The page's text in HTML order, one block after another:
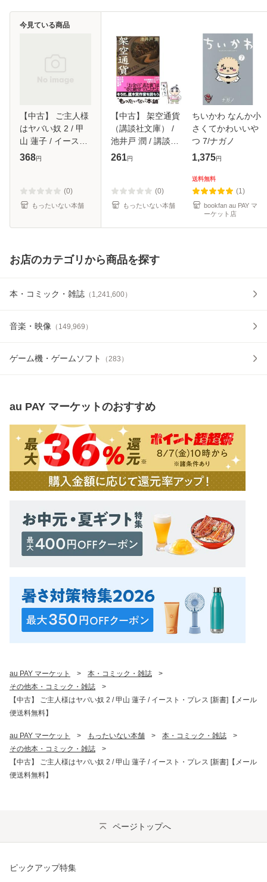
【中古】 ご主人様
はヤバい奴 2 / 甲
山 蓮子 / イース
ト・プレス [新書]
368円
(0)
もったいない本舗
今見ている商品
【中古】 架空通貨
（講談社文庫） /
池井戸 潤 / 講談社
[文庫]【メール便送
261円
(0)
もったいない本舗
ちいかわ なんか小
さくてかわいいや
つ 7/ナガノ
1,375円
送料無料
(1)
bookfan au PAY マ
ーケット店
お店のカテゴリから商品を探す
本・コミック・雑誌 （ 1,241,600）
音楽・映像 （ 149,969 ）
ゲーム機・ゲームソフト （283 ）
au PAY マーケットのおすすめ
au PAY マーケット > 本・コミック・雑誌
>
その他本・コミック・雑誌
>
【中古】 ご主人様はヤバい奴 2 / 甲山 蓮子 / イースト・プレス [新書]【メール
便送料無料】
au PAY マーケット > もったいない本舗 > 本・コミック・雑誌
>
その他本・コミック・雑誌
>
【中古】 ご主人様はヤバい奴 2 / 甲山 蓮子 / イースト・プレス [新書]【メール
便送料無料】
ページトップへ
ピックアップ特集